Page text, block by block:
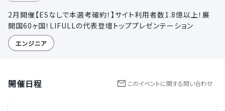
2月開催【ESなしで本選考確約！】サイト利用者数1.8億以上！展
開国60ヶ国！LIFULLの代表登壇トッププレゼンテーション
エンジニア
開催日程 このイベントに関する問い合わせ